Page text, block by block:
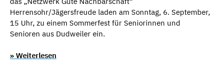
Herrensohr/Jägersfreude laden am Sonntag, 6. September,
15 Uhr, zu einem Sommerfest für Seniorinnen und
Senioren aus Dudweiler ein.
» Weiterlesen